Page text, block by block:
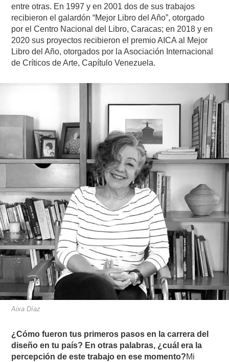
entre otras. En 1997 y en 2001 dos de sus trabajos
recibieron el galardón “Mejor Libro del Año”, otorgado
por el Centro Nacional del Libro, Caracas; en 2018 y en
2020 sus proyectos recibieron el premio AICA al Mejor
Libro del Año, otorgados por la Asociación Internacional
de Críticos de Arte, Capítulo Venezuela.
Aixa Díaz
¿Cómo fueron tus primeros pasos en la carrera del
diseño en tu país? En otras palabras, ¿cuál era la
percepción de este trabajo en ese momento?Mi